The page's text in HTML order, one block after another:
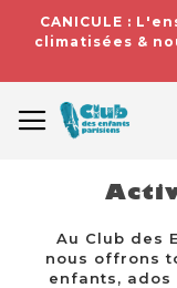
CANICULE :
climatisées &
Au Club des
nous offrons
enfants,